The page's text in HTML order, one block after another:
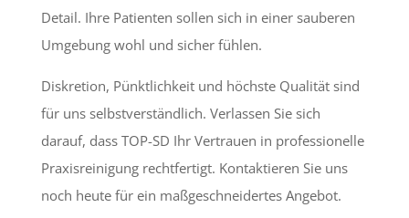
Detail. Ihre Patienten sollen sich in einer sauberen
Umgebung wohl und sicher fühlen.
Diskretion, Pünktlichkeit und höchste Qualität sind
für uns selbstverständlich. Verlassen Sie sich
darauf, dass TOP-SD Ihr Vertrauen in professionelle
Praxisreinigung rechtfertigt. Kontaktieren Sie uns
noch heute für ein maßgeschneidertes Angebot.